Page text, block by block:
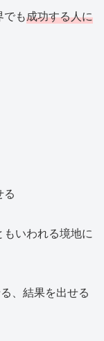
も成功する人に
る
いわれる境地に
、結果を出せる